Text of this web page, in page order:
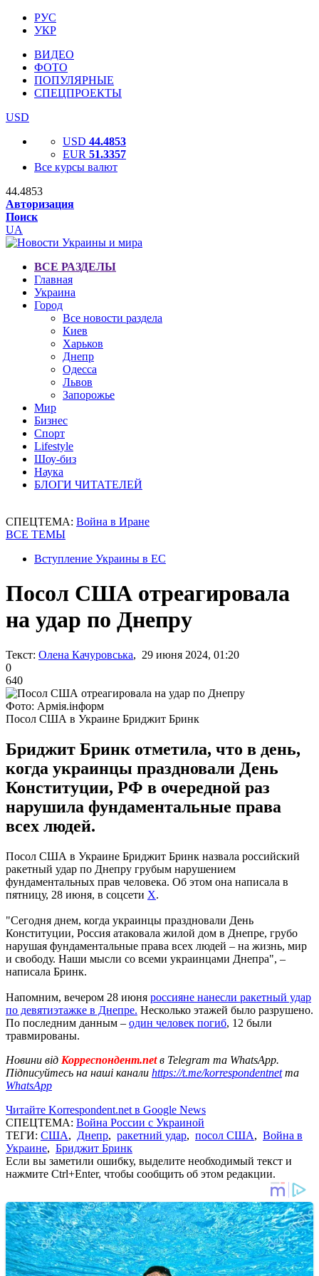
РУС
УКР
ВИДЕО
ФОТО
ПОПУЛЯРНЫЕ
СПЕЦПРОЕКТЫ
USD
USD 44.4853
EUR 51.3357
Все курсы валют
44.4853
Авторизация
Поиск
UA
ВСЕ РАЗДЕЛЫ
Главная
Украина
Город
Все новости раздела
Киев
Харьков
Днепр
Одесса
Львов
Запорожье
Мир
Бизнес
Спорт
Lifestyle
Шоу-биз
Наука
БЛОГИ ЧИТАТЕЛЕЙ
СПЕЦТЕМА: Война в Иране
ВСЕ ТЕМЫ
Вступление Украины в ЕС
Посол США отреагировала
на удар по Днепру
Текст: Олена Качуровська, 29 июня 2024, 01:20
0
640
Фото: Армія.інформ
Посол США в Украине Бриджит Бринк
Бриджит Бринк отметила, что в день,
когда украинцы праздновали День
Конституции, РФ в очередной раз
нарушила фундаментальные права
всех людей.
Посол США в Украине Бриджит Бринк назвала российский
ракетный удар по Днепру грубым нарушением
фундаментальных прав человека. Об этом она написала в
пятницу, 28 июня, в соцсети Х.
"Сегодня днем, когда украинцы праздновали День
Конституции, Россия атаковала жилой дом в Днепре, грубо
нарушая фундаментальные права всех людей – на жизнь, мир
и свободу. Наши мысли со всеми украинцами Днепра", –
написала Бринк.
Напомним, вечером 28 июня россияне нанесли ракетный удар
по девятиэтажке в Днепре. Несколько этажей было разрушено.
По последним данным – один человек погиб, 12 были
травмированы.
Новини від Корреспондент.netв Telegram та WhatsApp.
Підписуйтесь на наші канали https://t.me/korrespondentnetта
WhatsApp
Читайте Korrespondent.net в Google News
СПЕЦТЕМА: Война России с Украиной
ТЕГИ: США, Днепр, ракетний удар, посол США, Война в
Украине, Бриджит Бринк
Если вы заметили ошибку, выделите необходимый текст и
нажмите Ctrl+Enter, чтобы сообщить об этом редакции.